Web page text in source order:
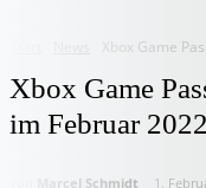
Xbox Game
Xbox Game
im Februar 2022
Marcel Schmidt 1.